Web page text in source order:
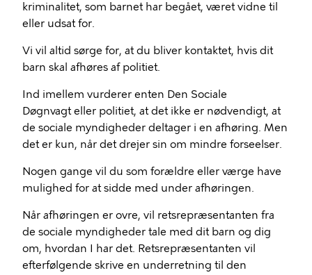
kriminalitet, som barnet har begået, været vidne til
eller udsat for.
Vi vil altid sørge for, at du bliver kontaktet, hvis dit
barn skal afhøres af politiet.
Ind imellem vurderer enten Den Sociale
Døgnvagt eller politiet, at det ikke er nødvendigt, at
de sociale myndigheder deltager i en afhøring. Men
det er kun, når det drejer sin om mindre forseelser.
Nogen gange vil du som forældre eller værge have
mulighed for at sidde med under afhøringen.
Når afhøringen er ovre, vil retsrepræsentanten fra
de sociale myndigheder tale med dit barn og dig
om, hvordan I har det. Retsrepræsentanten vil
efterfølgende skrive en underretning til den